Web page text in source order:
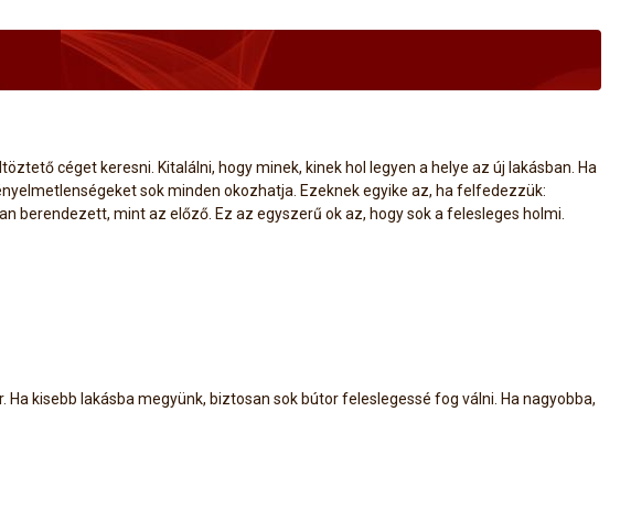
céget keresni. Kitalálni, hogy minek, kinek hol legyen a helye az új lakásban. Ha
sok minden okozhatja. Ezeknek egyike az, ha felfedezzük:
berendezett, mint az előző. Ez az egyszerű ok az, hogy sok a felesleges holmi.
kisebb lakásba megyünk, biztosan sok bútor feleslegessé fog válni. Ha nagyobba,